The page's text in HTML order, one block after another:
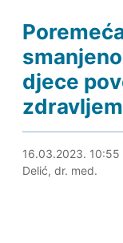
djece
zdravljem
16.03.2023. 11:14
16.03.2023. 10:55
Delić, dr. med.